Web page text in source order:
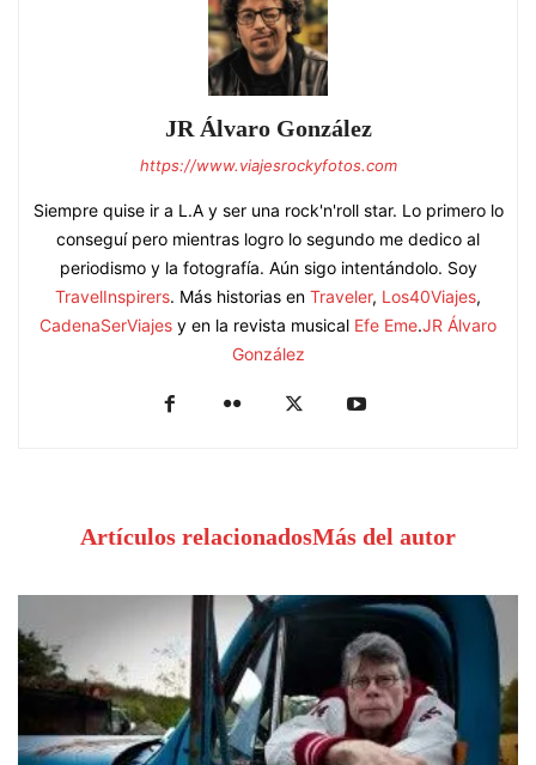
JR Álvaro González
https://www.viajesrockyfotos.com
Siempre quise ir a L.A y ser una rock'n'roll star. Lo primero lo
conseguí pero mientras logro lo segundo me dedico al
periodismo y la fotografía. Aún sigo intentándolo. Soy
TravelInspirers. Más historias en Traveler, Los40Viajes,
CadenaSerViajes y en la revista musical Efe Eme.JR Álvaro
González
Artículos relacionadosMás del autor